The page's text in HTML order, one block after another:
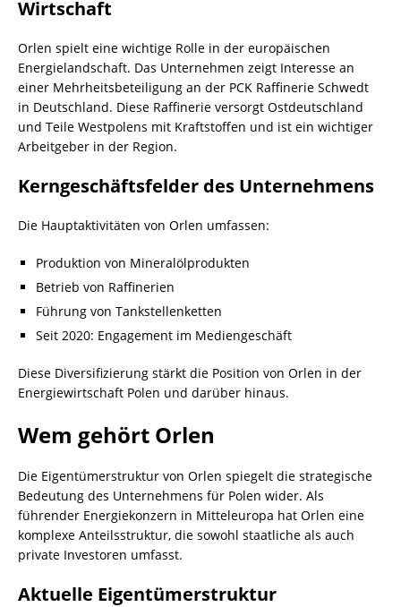
Wirtschaft
Orlen spielt eine wichtige Rolle in der europäischen
Energielandschaft. Das Unternehmen zeigt Interesse an
einer Mehrheitsbeteiligung an der PCK Raffinerie Schwedt
in Deutschland. Diese Raffinerie versorgt Ostdeutschland
und Teile Westpolens mit Kraftstoffen und ist ein wichtiger
Arbeitgeber in der Region.
Kerngeschäftsfelder des Unternehmens
Die Hauptaktivitäten von Orlen umfassen:
Produktion von Mineralölprodukten
Betrieb von Raffinerien
Führung von Tankstellenketten
Seit 2020: Engagement im Mediengeschäft
Diese Diversifizierung stärkt die Position von Orlen in der
Energiewirtschaft Polen und darüber hinaus.
Wem gehört Orlen
Die Eigentümerstruktur von Orlen spiegelt die strategische
Bedeutung des Unternehmens für Polen wider. Als
führender Energiekonzern in Mitteleuropa hat Orlen eine
komplexe Anteilsstruktur, die sowohl staatliche als auch
private Investoren umfasst.
Aktuelle Eigentümerstruktur